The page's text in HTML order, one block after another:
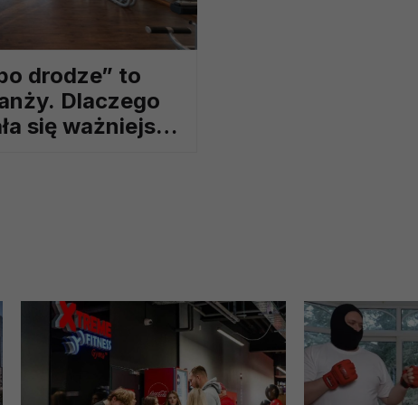
drodze” to
Dlaczego
się ważniejsza
jest tzw. uzasadniony interes administratora.
trzecich będzie odbywać się na podstawie Twojej dobrowolnej